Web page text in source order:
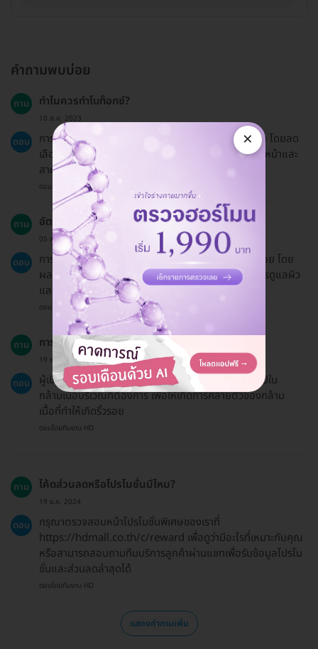
คำถามพบบ่อย
ถาม ทำไมควรทำโบท็อกซ์?
10 ส.ค. 2023
ตอบ
การทำโบท็อกซ์ช่วยให้ผิวหน้าดูอ่อนเยาว์และสดใสมากขึ้น โดยลด
เลือนริ้วรอยที่เกิดจากการเคลื่อนไหวของกล้ามเนื้อบนใบหน้าและ
สามารถช่วยป้องกันริ้วรอยใหม่ได้
ตอบโดยทีมงาน HD
ถาม อัตราความสำเร็จของการทำโบท็อกซ์เป็นอย่างไร?
05 พ.ย. 2023
ตอบ
การทำโบท็อกซ์มีอัตราความสำเร็จสูงในการลดเลือนริ้วรอย โดย
ผลลัพธ์มักจะอยู่ได้นานประมาณ 3-6 เดือน ขึ้นอยู่กับการดูแลผิว
และสภาพผิวของแต่ละบุคคล
ตอบโดยทีมงาน HD
ถาม การทำโบท็อกซ์มีขั้นตอนอย่างไร?
19 ธ.ค. 2024
ตอบ
ผู้เชี่ยวชาญจะใช้เข็มเล็ก ๆ ฉีด Botulinum Toxin เข้าไปใน
กล้ามเนื้อบริเวณที่ต้องการ เพื่อให้เกิดการคลายตัวของกล้าม
เนื้อที่ทำให้เกิดริ้วรอย
ตอบโดยทีมงาน HD
ถาม โค้ดส่วนลดหรือโปรโมชั่นมีไหม?
19 ธ.ค. 2024
ตอบ
กรุณาตรวจสอบหน้าโปรโมชั่นพิเศษของเราที่
https://hdmall.co.th/c/reward เพื่อดูว่ามีอะไรที่เหมาะกับคุณ
หรือสามารถสอบถามทีมบริการลูกค้าผ่านแชทเพื่อรับข้อมูลโปรโม
ชั่นและส่วนลดล่าสุดได้
ตอบโดยทีมงาน HD
แสดงคำถามเพิ่ม
×